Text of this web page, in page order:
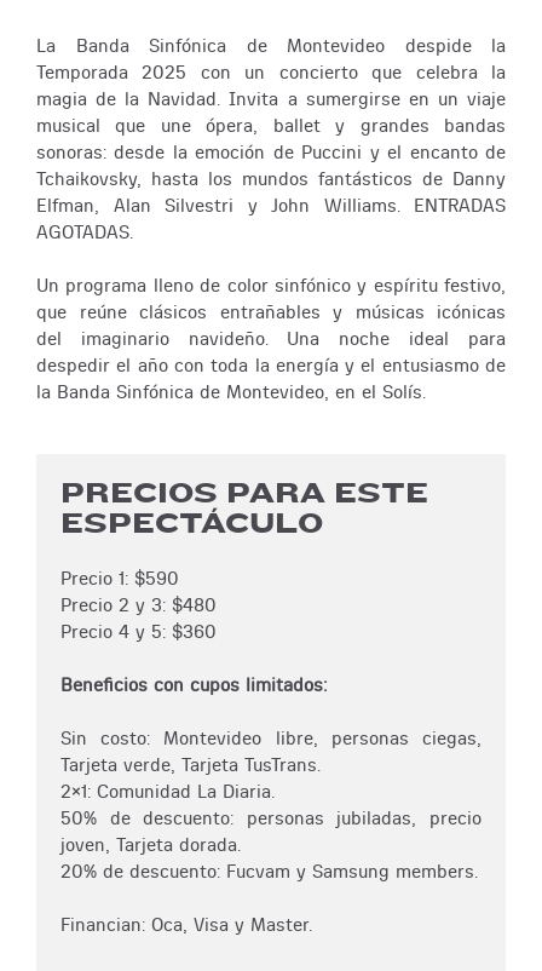
La Banda Sinfónica de Montevideo despide la
Temporada 2025 con un concierto que celebra la
magia de la Navidad. Invita a sumergirse en un viaje
musical que une ópera, ballet y grandes bandas
sonoras: desde la emoción de Puccini y el encanto de
Tchaikovsky, hasta los mundos fantásticos de Danny
Elfman, Alan Silvestri y John Williams. ENTRADAS
AGOTADAS.
Un programa lleno de color sinfónico y espíritu festivo,
que reúne clásicos entrañables y músicas icónicas
del imaginario navideño. Una noche ideal para
despedir el año con toda la energía y el entusiasmo de
la Banda Sinfónica de Montevideo, en el Solís.
PRECIOS PARA ESTE
ESPECTÁCULO
Precio 1: $590
Precio 2 y 3: $480
Precio 4 y 5: $360
Beneficios con cupos limitados:
Sin costo: Montevideo libre, personas ciegas,
Tarjeta verde, Tarjeta TusTrans.
2x1: Comunidad La Diaria.
50% de descuento: personas jubiladas, precio
joven, Tarjeta dorada.
20% de descuento: Fucvam y Samsung members.
Financian: Oca, Visa y Master.